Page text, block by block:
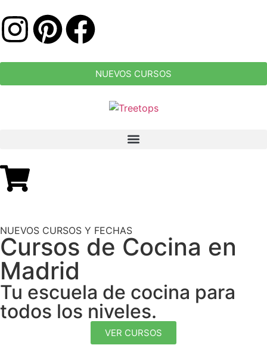
NUEVOS CURSOS
NUEVOS CURSOS Y FECHAS
Cursos de Cocina en
Madrid
Tu escuela de cocina para
todos los niveles.
VER CURSOS